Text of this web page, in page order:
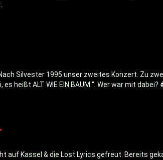
Silvester 1995 unser zweites Konzert. Zu
heißt ALT WIE EIN BAUM “. Wer war mit dabei?
auf Kassel & die Lost Lyrics gefreut. Bereits